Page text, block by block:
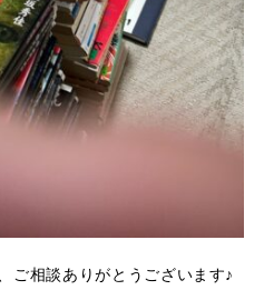
ご相談ありがとうございます♪